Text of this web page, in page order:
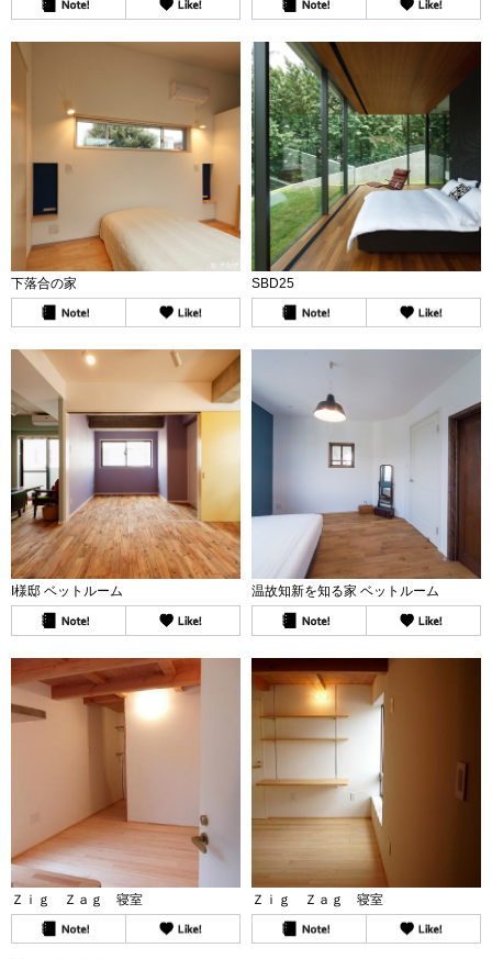
下落合の家 SBD25
I様邸 ベットルーム 温故知新を知る家 ベットルーム
Ｚｉｇ Ｚａｇ 寝室 Ｚｉｇ Ｚａｇ 寝室